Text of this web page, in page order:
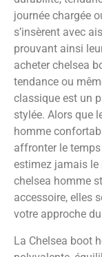
journée chargée
s’insèrent avec
prouvant ainsi
acheter chelsea
tendance ou
classique est un
stylée. Alors que
homme
affronter le
estimez jamais le
chelsea homme
accessoire, elles
votre approche
La Chelsea boot